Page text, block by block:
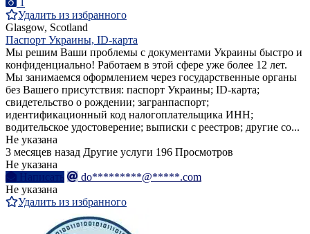
1
Удалить из избранного
Glasgow, Scotland
Паспорт Украины, ID-карта
Мы решим Ваши проблемы с документами Украины быстро и
конфиденциально! Работаем в этой сфере уже более 12 лет.
Мы занимаемся оформлением через государственные органы
без Вашего присутствия: паспорт Украины; ID-карта;
свидетельство о рождении; загранпаспорт;
идентификационный код налогоплательщика ИНН;
водительское удостоверение; выписки с реестров; другие со...
Не указана
3 месяцев назад Другие услуги 196 Просмотров
Не указана
Написать
do*********@*****.com
Не указана
Удалить из избранного